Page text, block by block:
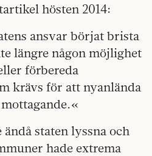
hösten 2014:
ansvar börjat brista
längre någon möjlighet
förbereda
krävs för att nyanlända
staten lyssna och
hade extrema